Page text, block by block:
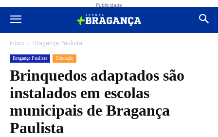
Publicidade
Início Bragança Paulista
Bragança Paulista Educação
Brinquedos adaptados são
instalados em escolas
municipais de Bragança
Paulista